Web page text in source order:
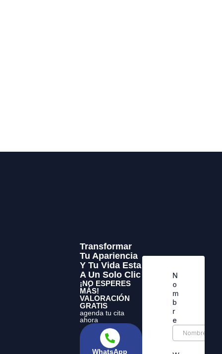
Transformar
Tu Apariencia
Y Tu Vida Esta
A Un Solo Clic
¡NO ESPERES
MÁS!
VALORACIÓN
GRATIS
agenda tu cita
ahora
WhatsApp